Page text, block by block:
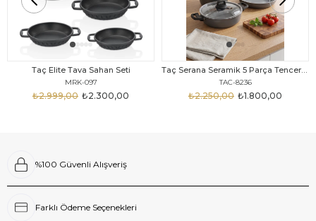
Taç Elite Tava Sahan Seti
MRK-097
₺2.300,00
₺2.999,00
Taç Serana Seramik 5 Parça Tencere Seti
TAC-8236
₺1.800,00
₺2.250,00
%100 Güvenli Alışveriş
Farklı Ödeme Seçenekleri